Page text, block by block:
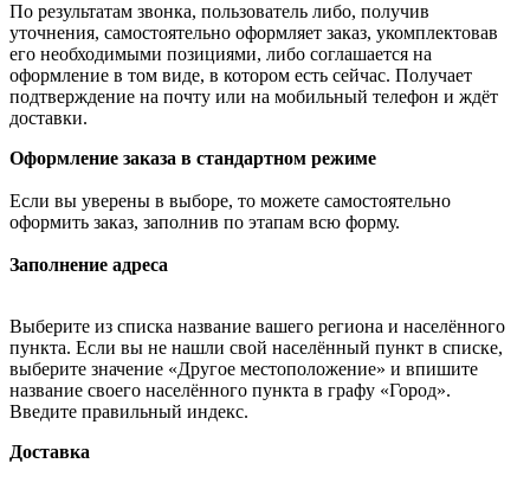
По результатам звонка, пользователь либо, получив
уточнения, самостоятельно оформляет заказ, укомплектовав
его необходимыми позициями, либо соглашается на
оформление в том виде, в котором есть сейчас. Получает
подтверждение на почту или на мобильный телефон и ждёт
доставки.
Оформление заказа в стандартном режиме
Если вы уверены в выборе, то можете самостоятельно
оформить заказ, заполнив по этапам всю форму.
Заполнение адреса
Выберите из списка название вашего региона и населённого
пункта. Если вы не нашли свой населённый пункт в списке,
выберите значение «Другое местоположение» и впишите
название своего населённого пункта в графу «Город».
Введите правильный индекс.
Доставка